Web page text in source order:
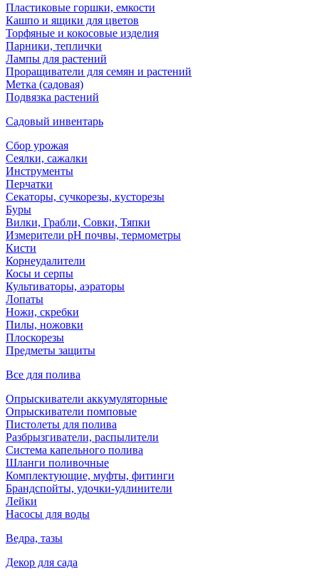
Пластиковые горшки, емкости
Кашпо и ящики для цветов
Торфяные и кокосовые изделия
Парники, теплички
Лампы для растений
Проращиватели для семян и растений
Метка (садовая)
Подвязка растений
Садовый инвентарь
Сбор урожая
Сеялки, сажалки
Инструменты
Перчатки
Секаторы, сучкорезы, кусторезы
Буры
Вилки, Грабли, Совки, Тяпки
Измерители pH почвы, термометры
Кисти
Корнеудалители
Косы и серпы
Культиваторы, аэраторы
Лопаты
Ножи, скребки
Пилы, ножовки
Плоскорезы
Предметы защиты
Все для полива
Опрыскиватели аккумуляторные
Опрыскиватели помповые
Пистолеты для полива
Разбрызгиватели, распылители
Система капельного полива
Шланги поливочные
Комплектующие, муфты, фитинги
Брандспойты, удочки-удлинители
Лейки
Насосы для воды
Ведра, тазы
Декор для сада